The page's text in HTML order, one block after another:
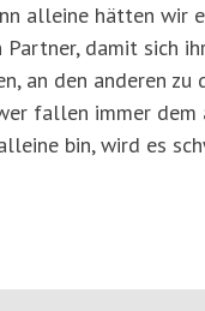
alleine hätten
damit sich
an den anderen zu
fallen immer
bin, wird es